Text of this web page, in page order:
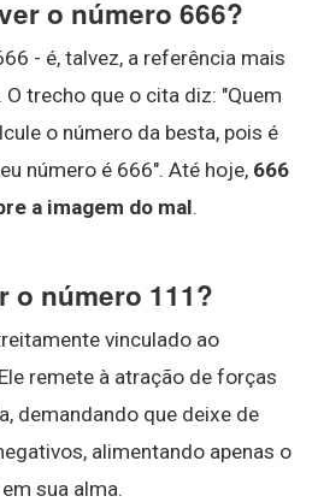
o número 666?
- é, talvez, a referência mais
trecho que o cita diz: "Quem
o número da besta, pois é
número é 666". Até hoje, 666
a imagem do mal.
o número 111?
vinculado ao
remete à atração de forças
demandando que deixe de
alimentando apenas o
sua alma.